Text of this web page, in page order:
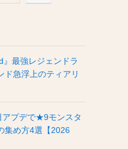
最強レジェンドラ
ド急浮上のティアリ
アプデで★9モンスタ
集め方4選【2026